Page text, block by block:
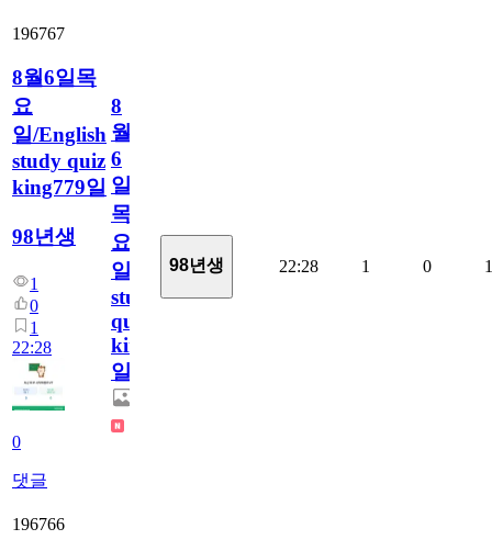
196767
8월6일목
요
일/English
study quiz
king779일
98년생
1
0
1
22:28
0
댓글
8
월
6
일
목
요
일/English
study
quiz
king779
일
98년생 22:28 1 0 1
196766